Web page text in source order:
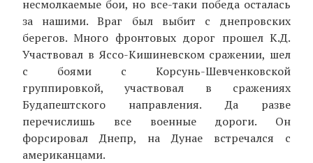
несмолкаемые бои, но все-таки победа осталась
за нашими. Враг был выбит с днепровских
берегов. Много фронтовых дорог прошел К.Д.
Участвовал в Яссо-Кишиневском сражении, шел
с боями с Корсунь-Шевченковской
группировкой, участвовал в сражениях
Будапештского направления. Да разве
перечислишь все военные дороги. Он
форсировал Днепр, на Дунае встречался с
американцами.